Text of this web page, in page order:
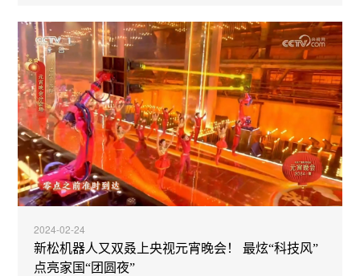
2024-02-24
新松机器人又双叒上央视元宵晚会！ 最炫“科技风”
点亮家国“团圆夜”